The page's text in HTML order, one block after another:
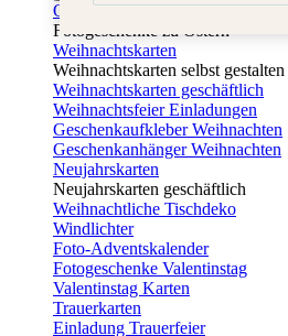
Osterkarten
Fotogeschenke zu Ostern
Weihnachtskarten
Weihnachtskarten selbst gestalten
Weihnachtskarten geschäftlich
Weihnachtsfeier Einladungen
Geschenkaufkleber Weihnachten
Geschenkanhänger Weihnachten
Neujahrskarten
Neujahrskarten geschäftlich
Weihnachtliche Tischdeko
Windlichter
Foto-Adventskalender
Fotogeschenke Valentinstag
Valentinstag Karten
Trauerkarten
Einladung Trauerfeier